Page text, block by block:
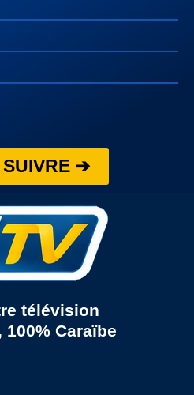
SUIVRE ➔
télévision
100% Caraïbe